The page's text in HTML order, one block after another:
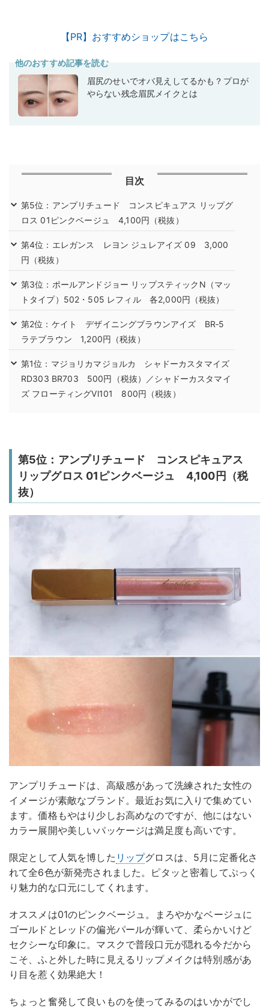
【PR】おすすめショップはこちら
他のおすすめ記事を読む
眉尻のせいでオバ見えしてるかも？プロが
やらない残念眉尻メイクとは
目次
第5位：アンプリチュード コンスピキュアス リップグ
ロス 01ピンクベージュ 4,100円（税抜）
第4位：エレガンス レヨン ジュレアイズ 09 3,000
円（税抜）
第3位：ポールアンドジョー リップスティックN（マッ
トタイプ）502・505 レフィル 各2,000円（税抜）
第2位：ケイト デザイニングブラウンアイズ BR‐5
ラテブラウン 1,200円（税抜）
第1位：マジョリカマジョルカ シャドーカスタマイズ
RD303 BR703 500円（税抜）／シャドーカスタマイ
ズ フローティングVl101 800円（税抜）
第5位：アンプリチュード コンスピキュアス
リップグロス 01ピンクベージュ 4,100円（税
抜）
アンプリチュードは、高級感があって洗練された女性の
イメージが素敵なブランド。最近お気に入りで集めてい
ます。価格もやはり少しお高めなのですが、他にはない
カラー展開や美しいパッケージは満足度も高いです。
限定として人気を博した リップグロスは、5月に定番化さ
れて全6色が新発売されました。ピタッと密着してぷっく
り魅力的な口元にしてくれます。
オススメは01のピンクベージュ。まろやかなベージュに
ゴールドとレッドの偏光パールが輝いて、柔らかいけど
セクシーな印象に。マスクで普段口元が隠れる今だから
こそ、ふと外した時に見えるリップメイクは特別感があ
り目を惹く効果絶大！
ちょっと奮発して良いものを使ってみるのはいかがでし